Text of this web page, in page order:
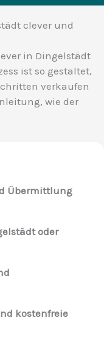
clever und
in Dingelstädt
ist so gestaltet,
verkaufen
wie der
Übermittlung
oder
kostenfreie